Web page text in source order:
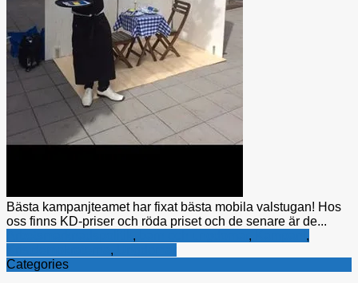
Bästa kampanjteamet har fixat bästa mobila valstugan! Hos
oss finns KD-priser och röda priset och de senare är de...
, ,
,
,
Categories